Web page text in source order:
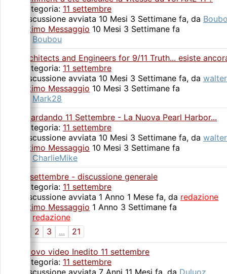
Categoria: 11 settembre
Discussione avviata 10 Mesi 3 Settimane fa, da
Ultimo Messaggio 10 Mesi 3 Settimane fa
Boubou
Architects and Engineers for 9/11 Truth... esiste
Categoria: 11 settembre
Discussione avviata 10 Mesi 3 Settimane fa, da
Ultimo Messaggio 10 Mesi 3 Settimane fa
Mark28
Guardando 11 Settembre - La Nuova Pearl Harbor...
Categoria: 11 settembre
Discussione avviata 10 Mesi 3 Settimane fa, da
Ultimo Messaggio 10 Mesi 3 Settimane fa
CharlieMike
11 settembre - discussione generale
Categoria: 11 settembre
Discussione avviata 1 Anno 1 Mese fa, da redazione
Ultimo Messaggio 1 Anno 3 Settimane fa
redazione
2 3 ...
21
Nuovo video Inedito 11 settembre
Categoria: 11 settembre